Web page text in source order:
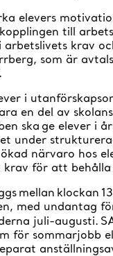
elevers
till
arbetslivets krav
som är
i
en del av
ska ge elever i
under
närvaro hos
för att
mellan klockan 13
med undantag
juli-augusti.
för sommarjobb